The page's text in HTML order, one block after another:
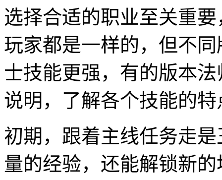
选择合适的职业至关重
玩家都是一样的，但不
士技能更强，有的版本
说明，了解各个技能的
初期，跟着主线任务走
量的经验，还能解锁新